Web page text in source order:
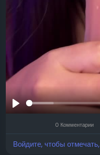
Воспроизвести
0 Комментарии
Войдите, чтобы